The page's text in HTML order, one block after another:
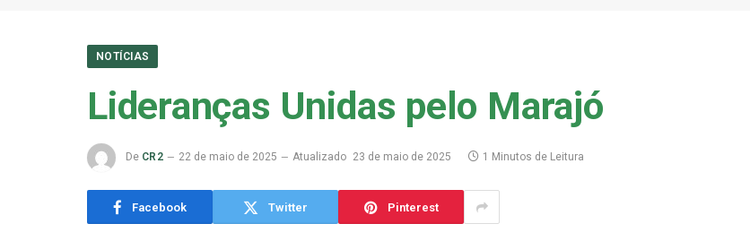
NOTÍCIAS
Lideranças Unidas pelo Marajó
De CR2 22 de maio de 2025 Atualizado 23 de maio de 2025 1 Minutos de Leitura
Facebook Twitter Pinterest